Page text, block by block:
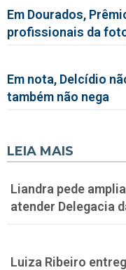
Em Dourados,
profissionais da
Em nota, Delcídio
também não nega
LEIA MAIS
Liandra pede
atender Delegacia
Luiza Ribeiro